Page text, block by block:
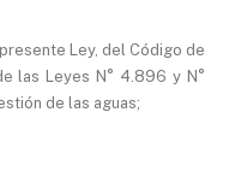
Ley, del Código de
las Leyes N° 4.896 y N°
de las aguas;